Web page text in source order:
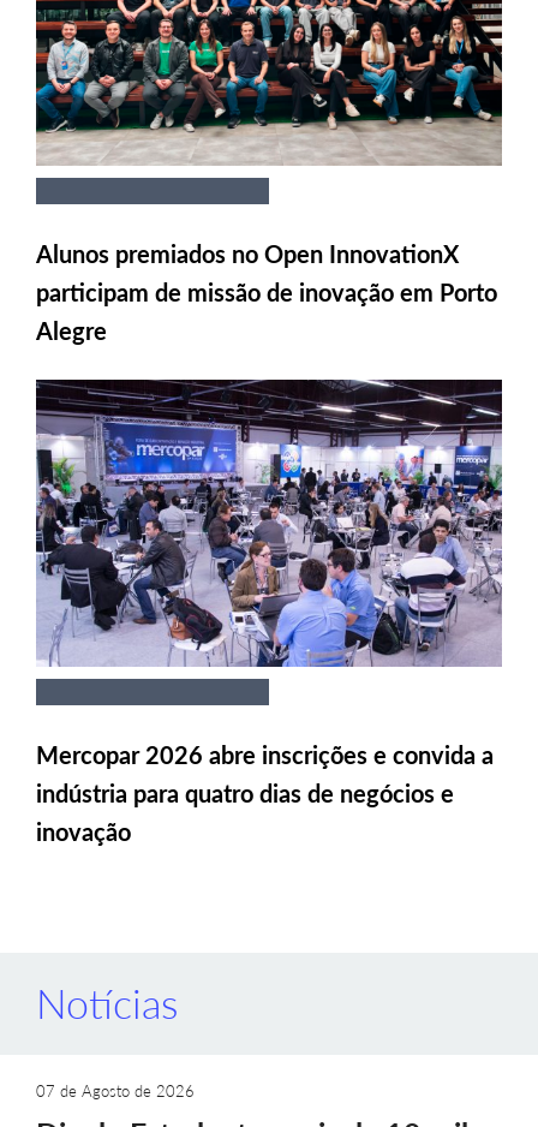
Alunos premiados no Open InnovationX
participam de missão de inovação em Porto
Alegre
Mercopar 2026 abre inscrições e convida a
indústria para quatro dias de negócios e
inovação
Notícias
07 de Agosto de 2026